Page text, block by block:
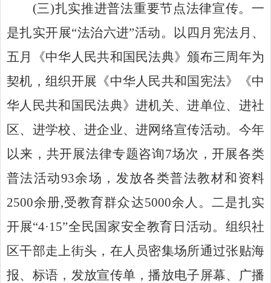
(三)扎实推进普法重要节点法律宣传。一
是扎实开展“法治六进”活动。以四月宪法月、
五月
《中华人民共和国民法典》颁布三周年为
契机，组织开展 《中华人民共和国宪法》
《中
华人民共和国民法典》进机关、进单位、进社
区、进学校、进企业、进网络宣传活动。今年
以来，共开展法律专题咨询7场次，开展各类
普法活动93余场，发放各类普法教材和资料
2500余册,受教育群众达5000余人。二是扎实
开展“4·15”全民国家安全教育日活动。组织社
区干部走上街头，在人员密集场所通过张贴海
报、标语，发放宣传单，播放电子屏幕、广播